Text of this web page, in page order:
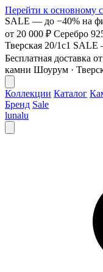
Перейти к основному
SALE — до −40% на
от 20 000 ₽ Серебро
Тверская 20/1с1 SALE
Бесплатная доставка
камни Шоурум ·
Коллекции Каталог
Бренд Sale
lunalu